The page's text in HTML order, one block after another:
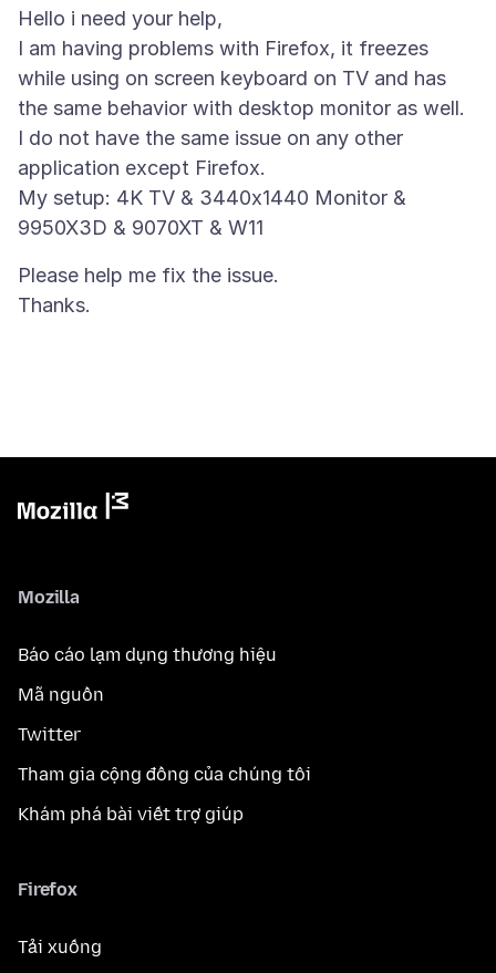
Hello i need your help,
I am having problems with Firefox, it freezes
while using on screen keyboard on TV and has
the same behavior with desktop monitor as well.
I do not have the same issue on any other
application except Firefox.
My setup: 4K TV & 3440x1440 Monitor &
Please help me fix the issue.
Mozilla
Báo cáo lạm dụng thương hiệu
Mã nguồn
Twitter
Tham gia cộng đồng của chúng tôi
Khám phá bài viết trợ giúp
Firefox
Tải xuống